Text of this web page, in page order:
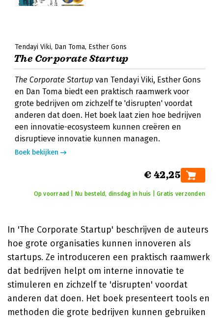
Tendayi Viki Dan Toma Esther Gons
The Corporate Startup
The Corporate Startup van Tendayi Viki, Esther Gons
en Dan Toma biedt een praktisch raamwerk voor
grote bedrijven om zichzelf te 'disrupten' voordat
anderen dat doen. Het boek laat zien hoe bedrijven
een innovatie-ecosysteem kunnen creëren en
disruptieve innovatie kunnen managen.
Boek bekijken
€ 42,25
Op voorraad | Nu besteld, dinsdag in huis | Gratis verzonden
In 'The Corporate Startup' beschrijven de auteurs
hoe grote organisaties kunnen innoveren als
startups. Ze introduceren een praktisch raamwerk
dat bedrijven helpt om interne innovatie te
stimuleren en zichzelf te 'disrupten' voordat
anderen dat doen. Het boek presenteert tools en
methoden die grote bedrijven kunnen gebruiken